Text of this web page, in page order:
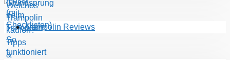
Trampolin Reviews